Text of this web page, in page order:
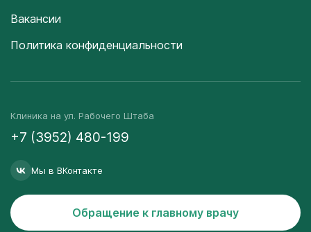
Вакансии
Политика конфиденциальности
Клиника на ул. Рабочего Штаба
+7 (3952) 480-199
Мы в ВКонтакте
Обращение к главному врачу